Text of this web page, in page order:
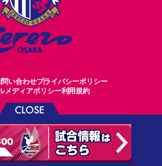
CLOSE
問い合わせプライバシーポリシー
メディアポリシー利用規約
OSAKA CO.,LTD.